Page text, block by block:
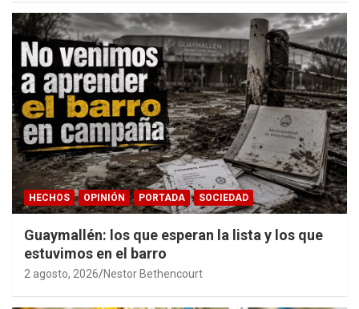
HECHOS OPINIÓN PORTADA SOCIEDAD
Guaymallén: los que esperan la lista y los que
estuvimos en el barro
2 agosto, 2026 Nestor Bethencourt